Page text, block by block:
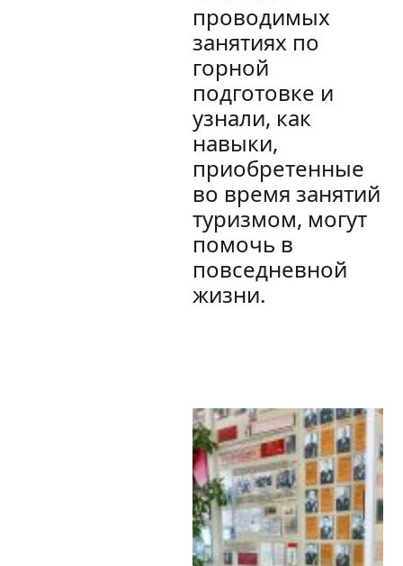
проводимых
занятиях по
горной
подготовке и
узнали, как
навыки,
приобретенные
во время занятий
туризмом, могут
помочь в
повседневной
жизни.